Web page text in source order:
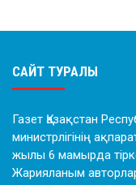
САЙТ ТУРАЛЫ
Газет Қазақстан
министрлігінің
жылы 6 мамырда
Жарияланым